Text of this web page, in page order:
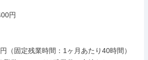
円
（固定残業時間：1ヶ月あたり40時間）